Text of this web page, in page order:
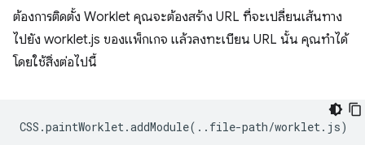
ต้องการติดตั้ง Worklet คุณจะต้องสร้าง URL ที่จะเปลี่ยนเส้นทาง
ไปยัง worklet.js ของแพ็กเกจ แล้วลงทะเบียน URL นั้น คุณทำได้
โดยใช้สิ่งต่อไปนี้
CSS .paintWorklet.addModule(.. file-path/worklet. js)